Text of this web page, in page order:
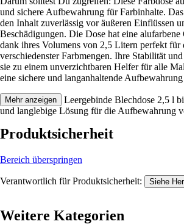
und sichere Aufbewahrung für Farbinhalte.
den Inhalt zuverlässig vor äußeren Einflüssen
Beschädigungen. Die Dose hat eine
dank ihres Volumens von 2,5 Litern perfekt für
verschiedenster Farbmengen. Ihre Stabilität
sie zu einem unverzichtbaren Helfer für alle
eine sichere und langanhaltende
Festgezurrt: Die Leergebinde Blechdose 2,5 l
und langlebige Lösung für die Aufbewahrung
Mehr anzeigen
Produktsicherheit
Bereich überspringen
Verantwortlich für Produktsicherheit: Siehe
Weitere Kategorien